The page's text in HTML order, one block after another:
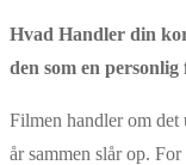
Hvad Handler din
den som en personlig
Filmen handler om
år sammen slår op.